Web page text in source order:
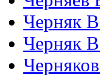
Черняк
Черняк